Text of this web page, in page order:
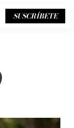
SUSCRÍBETE